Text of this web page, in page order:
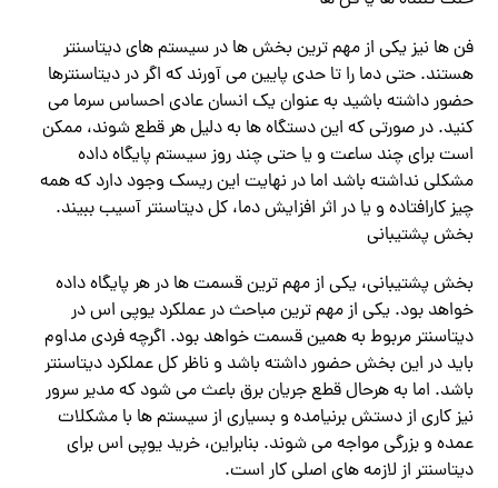
فن ها نیز یکی از مهم ترین بخش ها در سیستم های دیتاسنتر
هستند. حتی دما را تا حدی پایین می آورند که اگر در دیتاسنترها
حضور داشته باشید به عنوان یک انسان عادی احساس سرما می
کنید. در صورتی که این دستگاه ها به دلیل هر قطع شوند، ممکن
است برای چند ساعت و یا حتی چند روز سیستم پایگاه داده
مشکلی نداشته باشد اما در نهایت این ریسک وجود دارد که همه
چیز کارافتاده و یا در اثر افزایش دما، کل دیتاسنتر آسیب ببیند.
بخش پشتیبانی
بخش پشتیبانی، یکی از مهم ترین قسمت ها در هر پایگاه داده
خواهد بود. یکی از مهم ترین مباحث در عملکرد یوپی اس در
دیتاسنتر مربوط به همین قسمت خواهد بود. اگرچه فردی مداوم
باید در این بخش حضور داشته باشد و ناظر کل عملکرد دیتاسنتر
باشد. اما به هرحال قطع جریان برق باعث می شود که مدیر سرور
نیز کاری از دستش برنیامده و بسیاری از سیستم ها با مشکلات
عمده و بزرگی مواجه می شوند. بنابراین، خرید یوپی اس برای
دیتاسنتر از لازمه های اصلی کار است.